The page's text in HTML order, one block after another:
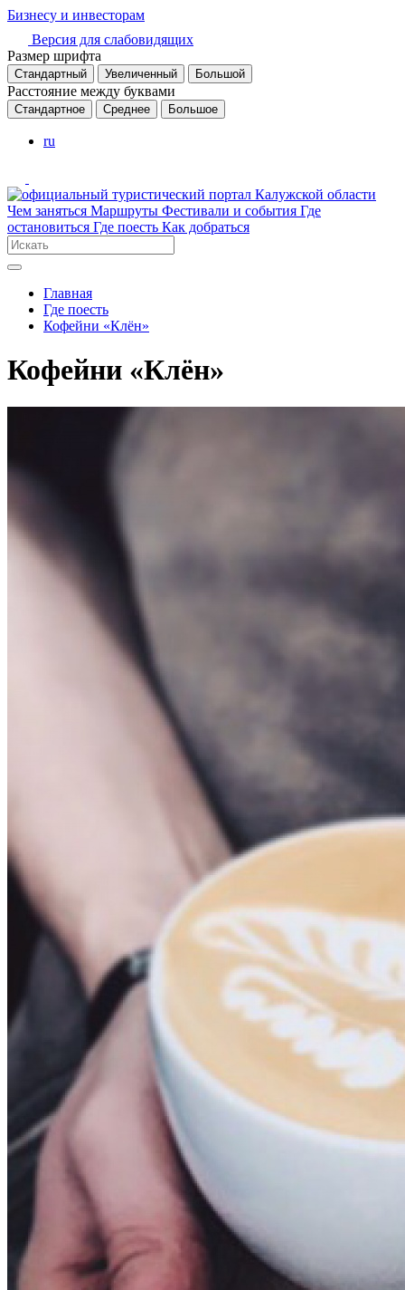
Бизнесу и инвесторам
Версия для слабовидящих
Размер шрифта
Стандартный Увеличенный Большой
Расстояние между буквами
Стандартное Среднее Большое
ru
Чем заняться Маршруты Фестивали и события Где
остановиться Где поесть Как добраться
Главная
Где поесть
Кофейни «Клён»
Кофейни «Клён»